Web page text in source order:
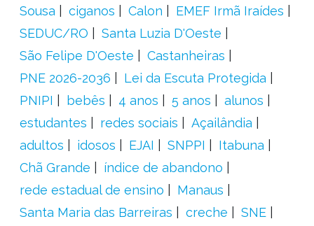
Sousa
ciganos Calon
EMEF Irmã Iraídes
SEDUC/RO
Santa Luzia D'Oeste
São Felipe D'Oeste
Castanheiras
PNE 2026-2036
Lei da Escuta Protegida
PNIPI
bebês 4 anos 5 anos
alunos
estudantes
redes sociais
Açailândia
adultos
idosos EJAI SNPPI
Itabuna
Chã Grande
índice de abandono
rede estadual de ensino
Manaus
Santa Maria das Barreiras
creche
SNE